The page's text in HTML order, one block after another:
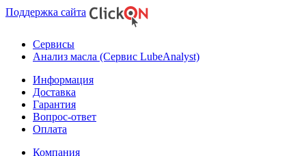
Поддержка сайта
Сервисы
Анализ масла (Сервис LubeAnalyst)
Информация
Доставка
Гарантия
Вопрос-ответ
Оплата
Компания